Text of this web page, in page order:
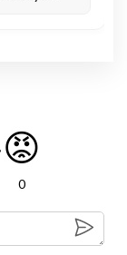
😡
0